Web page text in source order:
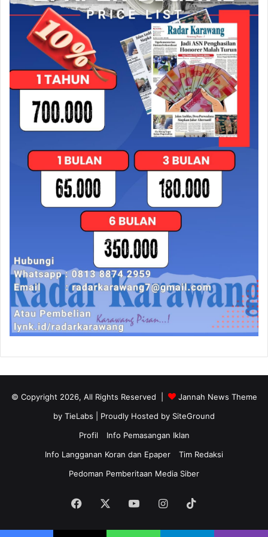
© Copyright 2026, All Rights Reserved |
Jannah News Theme
by TieLabs | Proudly Hosted by SiteGround
Profil
Info Pemasangan Iklan
Info Langganan Koran dan Epaper
Tim Redaksi
Pedoman Pemberitaan Media Siber
Facebook YouTubeInstagram